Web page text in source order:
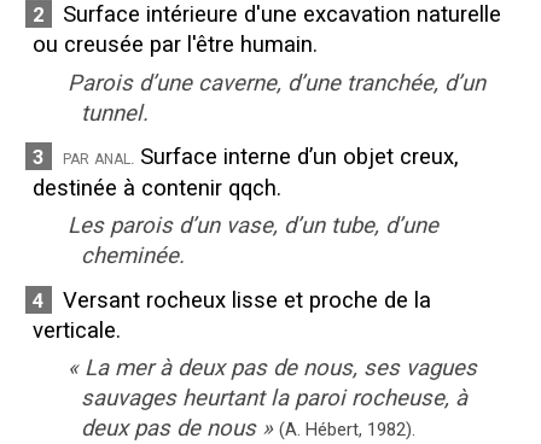
2
Surface intérieure d'une excavation naturelle
ou creusée par l'être humain.
Parois d’une caverne, d’une tranchée, d’un
tunnel.
3 par anal.
Surface interne d’un objet creux,
destinée à contenir qqch.
Les parois d’un vase, d’un tube, d’une
cheminée.
4
Versant rocheux lisse et proche de la
verticale.
« La mer à deux pas de nous, ses vagues
sauvages heurtant la paroi rocheuse, à
deux pas de nous » (A. Hébert, 1982).